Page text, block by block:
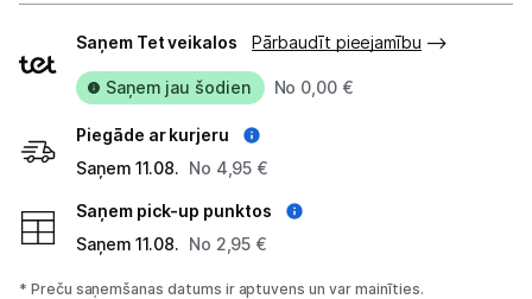
Blogs
Piegāde un apmaksa
Tehnikas izvešana
Uzņēmumiem
veidi
Saņem Tet veikalos Pārbaudīt pieejamību
Saņem jau šodien No 0,00 €
Piegāde ar kurjeru
Saņem 11.08. No 4,95 €
Saņem pick-up punktos
Saņem 11.08. No 2,95 €
* Preču saņemšanas datums ir aptuvens un var mainīties.